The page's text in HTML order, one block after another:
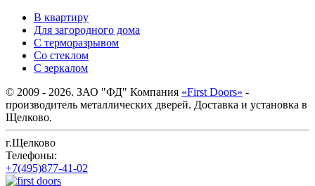
В квартиру
Для загородного дома
С терморазрывом
Со стеклом
С зеркалом
© 2009 - 2026. ЗАО "ФД" Компания «First Doors» -
производитель металлических дверей. Доставка и установка в
Щелково.
г.Щелково
Телефоны:
+7(495)877-41-02